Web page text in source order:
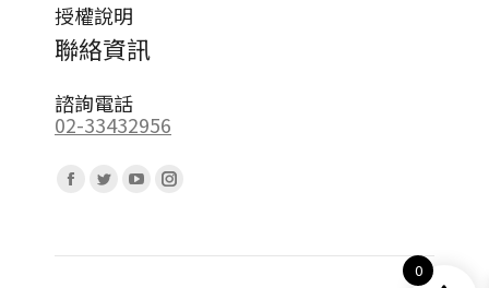
授權說明
聯絡資訊
諮詢電話
02-33432956
Facebook
opens
Twitter
opens
YouTube
opens
Instagram
opens
0